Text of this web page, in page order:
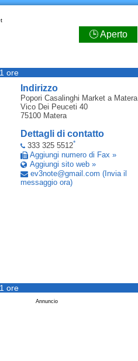
🕒 Aperto
ore
Indirizzo
Popori Casalinghi Marketa Matera
Vico Dei Peuceti 40
75100 Matera
Dettagli di contatto
333 325 5512*
Aggiungi numero di Fax »
Aggiungi sito web »
ev3note@gmail .com (Invia il
messaggio ora)
ore
Annuncio